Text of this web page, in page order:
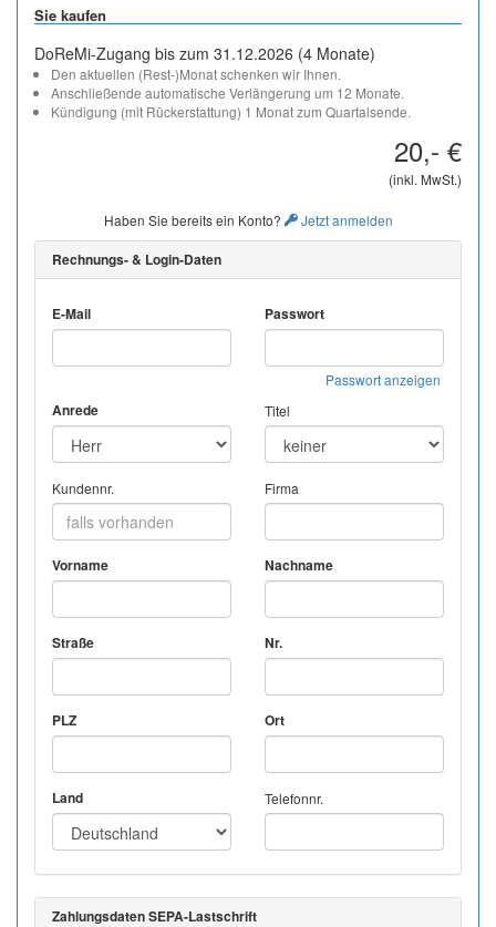
Sie kaufen
DoReMi-Zugang bis zum 31.12.2026 (4 Monate)
Den aktuellen (Rest-)Monat schenken wir Ihnen.
Anschließende automatische Verlängerung um 12 Monate.
Kündigung (mit Rückerstattung) 1 Monat zum Quartalsende.
20,- €
(inkl. MwSt.)
Haben Sie bereits ein Konto? Jetzt anmelden
Rechnungs- & Login-Daten
E-Mail Passwort
Passwort anzeigen
Anrede Titel
Kundennr. Firma
Vorname Nachname
Straße Nr.
PLZ Ort
Land Telefonnr.
Zahlungsdaten SEPA-Lastschrift